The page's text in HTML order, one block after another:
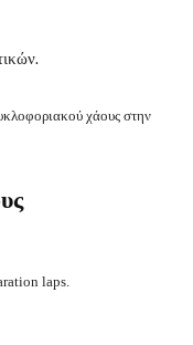
χάους στην
laps.